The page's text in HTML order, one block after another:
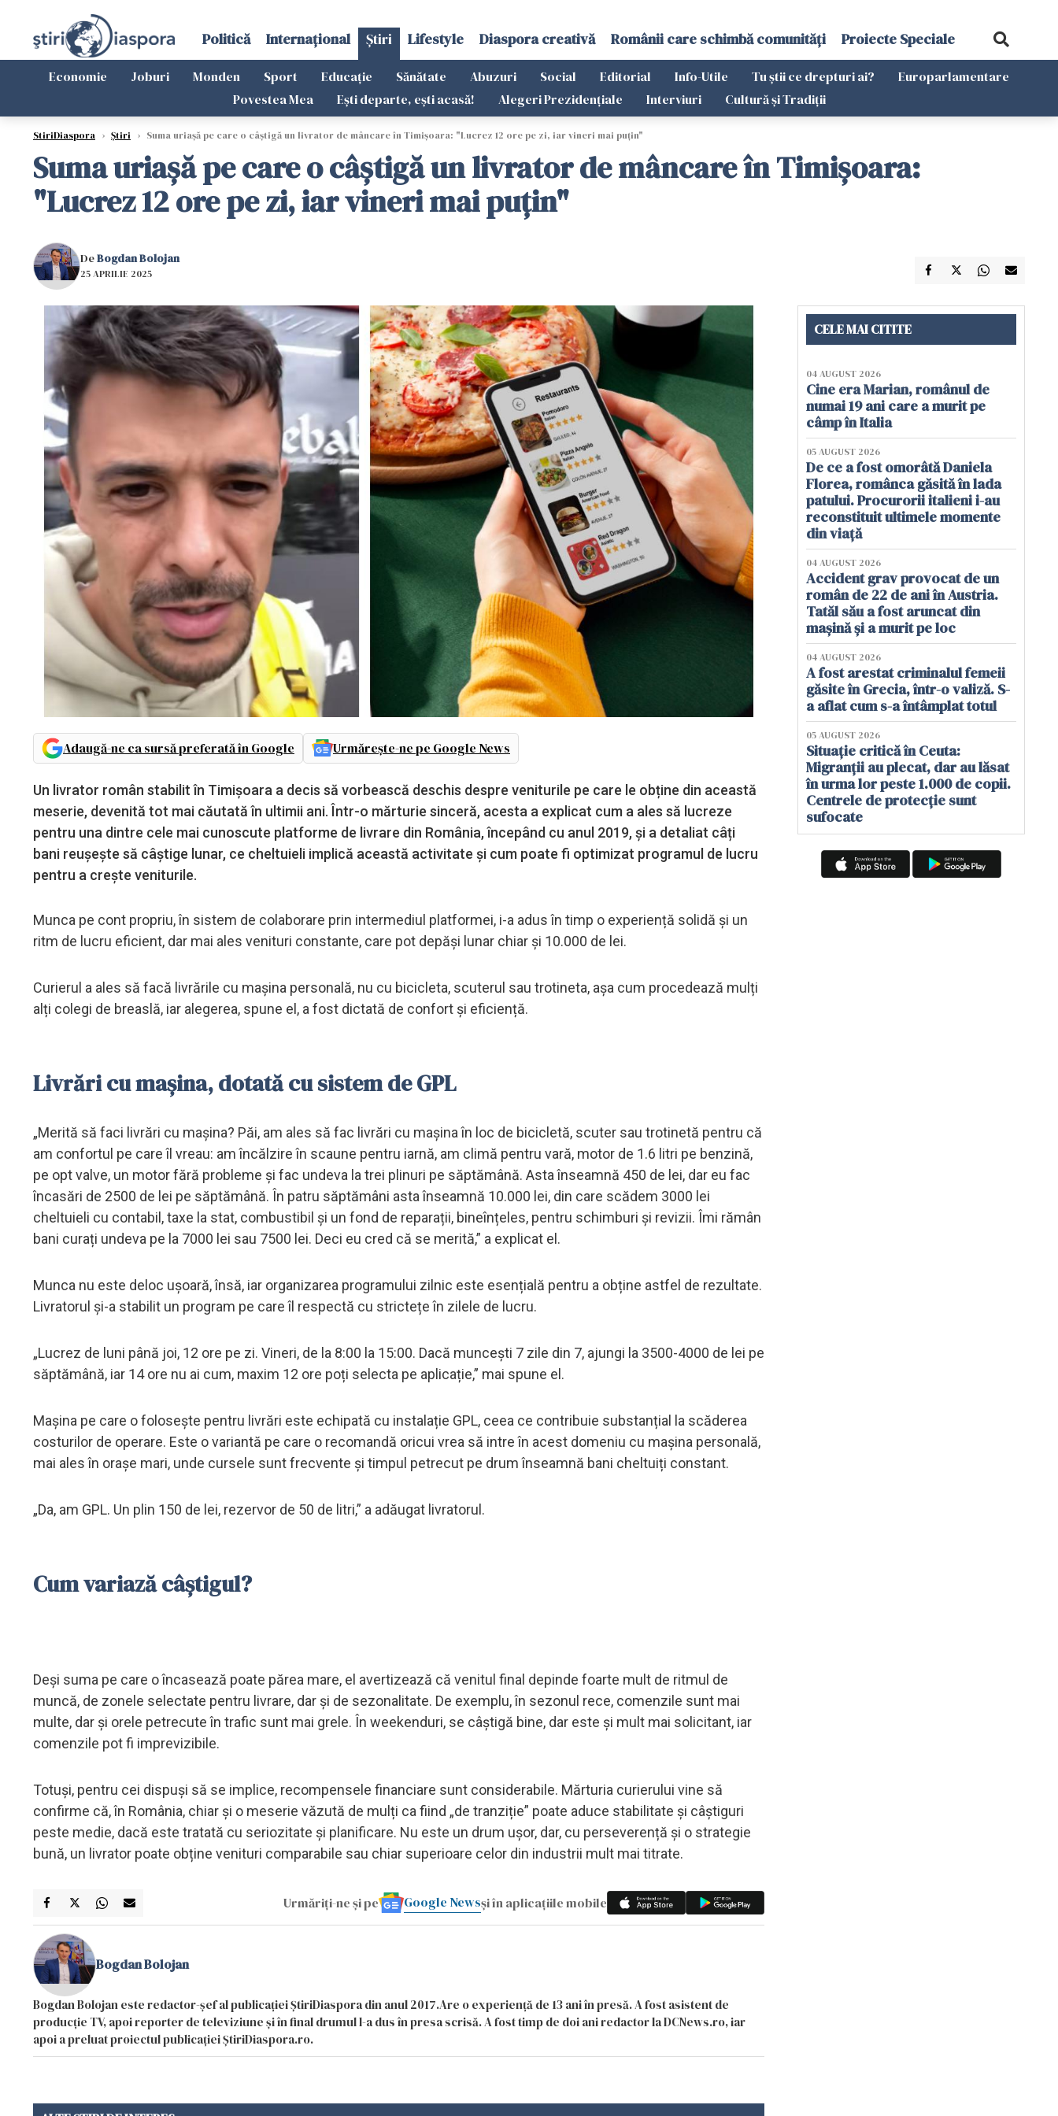
Politică Internațional Știri Lifestyle Diaspora creativă Românii care schimbă comunități Proiecte Speciale
Economie Joburi Monden Sport Educație Sănătate Abuzuri Social Editorial Info-Utile Tu știi ce drepturi ai?
Europarlamentare
Povestea Mea
Ești departe, ești acasă! Alegeri Prezidențiale Interviuri Cultură și Tradiții
StiriDiaspora › Știri › Suma uriașă pe care o câștigă un livrator de mâncare în Timișoara: "Lucrez 12 ore pe zi, iar vineri mai puțin"
Suma uriașă pe care o câștigă un livrator de mâncare în Timișoara:
"Lucrez 12 ore pe zi, iar vineri mai puțin"
DeBogdan Bolojan
25 APRILIE 2025
Adaugă-ne ca sursă preferată în Google Urmărește-ne pe Google News
Un livrator român stabilit în Timișoara a decis să vorbească deschis despre veniturile pe care le obține din această
meserie, devenită tot mai căutată în ultimii ani. Într-o mărturie sinceră, acesta a explicat cum a ales să lucreze
pentru una dintre cele mai cunoscute platforme de livrare din România, începând cu anul 2019, și a detaliat câți
bani reușește să câștige lunar, ce cheltuieli implică această activitate și cum poate fi optimizat programul de lucru
pentru a crește veniturile.
Munca pe cont propriu, în sistem de colaborare prin intermediul platformei, i-a adus în timp o experiență solidă și un
ritm de lucru eficient, dar mai ales venituri constante, care pot depăși lunar chiar și 10.000 de lei.
Curierul a ales să facă livrările cu mașina personală, nu cu bicicleta, scuterul sau trotineta, așa cum procedează mulți
alți colegi de breaslă, iar alegerea, spune el, a fost dictată de confort și eficiență.
Livrări cu mașina, dotată cu sistem de GPL
„Merită să faci livrări cu mașina? Păi, am ales să fac livrări cu mașina în loc de bicicletă, scuter sau trotinetă pentru că
am confortul pe care îl vreau: am încălzire în scaune pentru iarnă, am climă pentru vară, motor de 1.6 litri pe benzină,
pe opt valve, un motor fără probleme și fac undeva la trei plinuri pe săptămână. Asta înseamnă 450 de lei, dar eu fac
încasări de 2500 de lei pe săptămână. În patru săptămâni asta înseamnă 10.000 lei, din care scădem 3000 lei
cheltuieli cu contabil, taxe la stat, combustibil și un fond de reparații, bineînțeles, pentru schimburi și revizii. Îmi rămân
bani curați undeva pe la 7000 lei sau 7500 lei. Deci eu cred că se merită,” a explicat el.
Munca nu este deloc ușoară, însă, iar organizarea programului zilnic este esențială pentru a obține astfel de rezultate.
Livratorul și-a stabilit un program pe care îl respectă cu strictețe în zilele de lucru.
„Lucrez de luni până joi, 12 ore pe zi. Vineri, de la 8:00 la 15:00. Dacă muncești 7 zile din 7, ajungi la 3500-4000 de lei pe
săptămână, iar 14 ore nu ai cum, maxim 12 ore poți selecta pe aplicație,” mai spune el.
Mașina pe care o folosește pentru livrări este echipată cu instalație GPL, ceea ce contribuie substanțial la scăderea
costurilor de operare. Este o variantă pe care o recomandă oricui vrea să intre în acest domeniu cu mașina personală,
mai ales în orașe mari, unde cursele sunt frecvente și timpul petrecut pe drum înseamnă bani cheltuiți constant.
„Da, am GPL. Un plin 150 de lei, rezervor de 50 de litri,” a adăugat livratorul.
Cum variază câștigul?
Deși suma pe care o încasează poate părea mare, el avertizează că venitul final depinde foarte mult de ritmul de
muncă, de zonele selectate pentru livrare, dar și de sezonalitate. De exemplu, în sezonul rece, comenzile sunt mai
multe, dar și orele petrecute în trafic sunt mai grele. În weekenduri, se câștigă bine, dar este și mult mai solicitant, iar
comenzile pot fi imprevizibile.
Totuși, pentru cei dispuși să se implice, recompensele financiare sunt considerabile. Mărturia curierului vine să
confirme că, în România, chiar și o meserie văzută de mulți ca fiind „de tranziție” poate aduce stabilitate și câștiguri
peste medie, dacă este tratată cu seriozitate și planificare. Nu este un drum ușor, dar, cu perseverență și o strategie
bună, un livrator poate obține venituri comparabile sau chiar superioare celor din industrii mult mai titrate.
Urmăriți-ne și pe Google Newsși în aplicațiile mobile
Bogdan Bolojan
Bogdan Bolojan este redactor-șef al publicației ȘtiriDiaspora din anul 2017.Are o experiență de 13 ani în presă. A fost asistent de
producție TV, apoi reporter de televiziune și în final drumul l-a dus în presa scrisă. A fost timp de doi ani redactor la DCNews.ro, iar
apoi a preluat proiectul publicației ȘtiriDiaspora.ro.
CELE MAI CITITE
04 AUGUST 2026
Cine era Marian, românul de
numai 19 ani care a murit pe
câmp în Italia
05 AUGUST 2026
De ce a fost omorâtă Daniela
Florea, românca găsită în lada
patului. Procurorii italieni i-au
reconstituit ultimele momente
din viață
04 AUGUST 2026
Accident grav provocat de un
român de 22 de ani în Austria.
Tatăl său a fost aruncat din
mașină și a murit pe loc
04 AUGUST 2026
A fost arestat criminalul femeii
găsite în Grecia, într-o valiză. S-
a aflat cum s-a întâmplat totul
05 AUGUST 2026
Situație critică în Ceuta:
Migranții au plecat, dar au lăsat
în urma lor peste 1.000 de copii.
Centrele de protecție sunt
sufocate